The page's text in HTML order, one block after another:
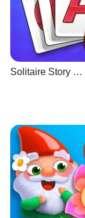
Solitaire Story Tripeaks 6